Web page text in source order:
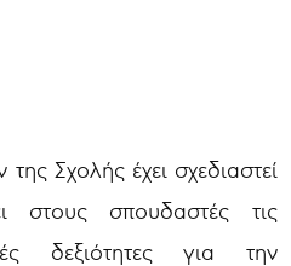
Σχολής έχει σχεδιαστεί
στους σπουδαστές τις
δεξιότητες για την